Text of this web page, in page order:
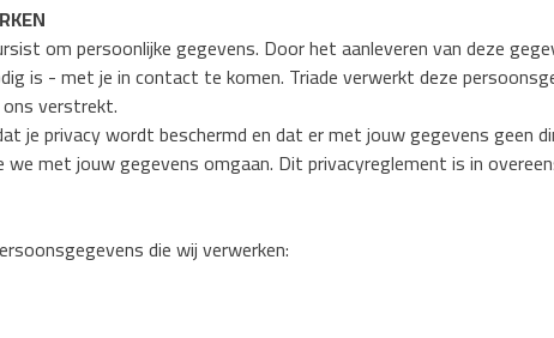
om persoonlijke gegevens. Door het aanleveren van deze
is - met je in contact te komen. Triade verwerkt deze
verstrekt.
je privacy wordt beschermd en dat er met jouw gegevens geen
we met jouw gegevens omgaan. Dit privacyreglement is in
die wij verwerken: